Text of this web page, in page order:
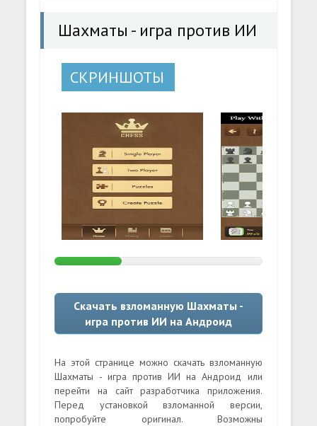
Шахматы - игра против ИИ
СКРИНШОТЫ
Скачать взломанную Шахматы -
игра против ИИ на Андроид
На этой странице можно скачать взломанную
Шахматы - игра против ИИ на Андроид или
перейти на сайт разработчика приложения.
Перед установкой взломанной версии,
попробуйте оригинал. Возможны